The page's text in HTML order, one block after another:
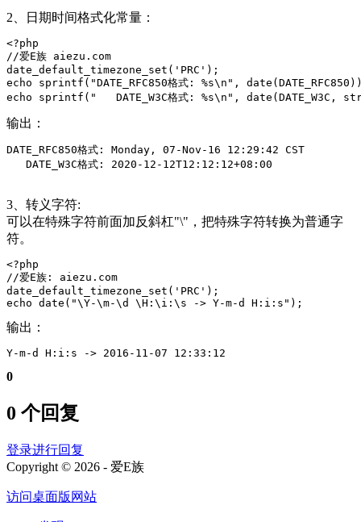
2、日期时间格式化常量：
<?php
//爱E族 aiezu.com
date_default_timezone_set('PRC');
echo sprintf("DATE_RFC850格式: %s\n",
echo sprintf("   DATE_W3C格式: %s\n",
输出：
DATE_RFC850格式: Monday, 07-Nov-16 12:29:42 CST
   DATE_W3C格式: 2020-12-12T12:12:12+08:00
3、转义字符:
可以在特殊字符前面加反斜杠"\"，把特殊字符转换为普通字
符。
<?php
//爱E族: aiezu.com
date_default_timezone_set('PRC');
echo date("\Y-\m-\d \H:\i:\s -> Y-m-d H:i:s");
输出：
Y-m-d H:i:s -> 2016-11-07 12:33:12
0
0 个回复
登录进行回复
Copyright © 2026 - 爱E族
访问桌面版网站